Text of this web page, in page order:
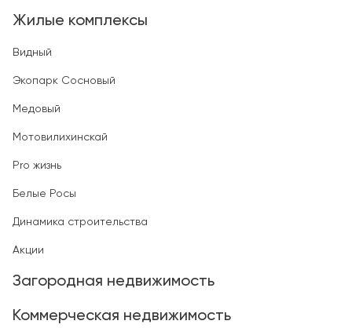
Жилые комплексы
Видный
Экопарк Сосновый
Медовый
Мотовилихинскай
Pro жизнь
Белые Росы
Динамика строительства
Акции
Загородная недвижимость
Коммерческая недвижимость